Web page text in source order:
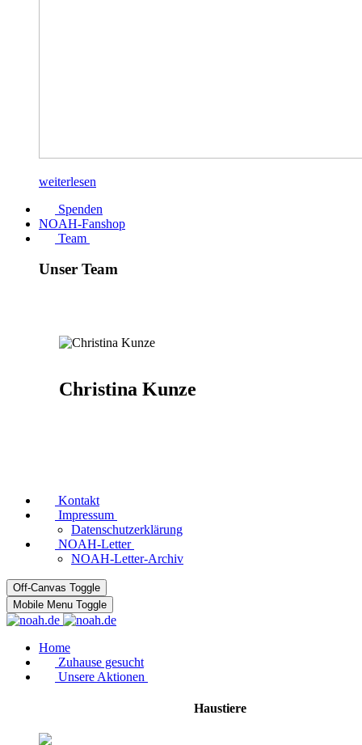
weiterlesen
Spenden
NOAH-Fanshop
Team
Unser Team
Christina Kunze
Kontakt
Impressum
Datenschutzerklärung
NOAH-Letter
NOAH-Letter-Archiv
Off-Canvas Toggle
Mobile Menu Toggle
Home
Zuhause gesucht
Unsere Aktionen
Haustiere